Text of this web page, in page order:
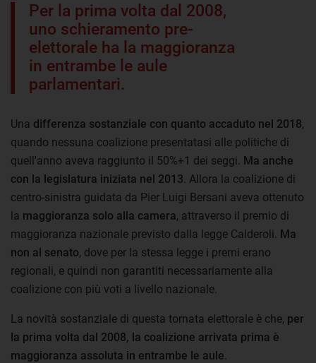
Per la prima volta dal 2008,
uno schieramento pre-
elettorale ha la maggioranza
in entrambe le aule
parlamentari.
Una differenza sostanziale con quanto accaduto nel 2018,
quando nessuna coalizione presentatasi alle politiche di
quell'anno aveva raggiunto il 50%+1 dei seggi. Ma anche
con la legislatura iniziata nel 2013. Allora la coalizione di
centro-sinistra guidata da Pier Luigi Bersani aveva ottenuto
la maggioranza solo alla camera, attraverso il premio di
maggioranza nazionale previsto dalla legge Calderoli. Ma
non al senato, dove per la stessa legge i premi erano
regionali, e quindi non garantiti necessariamente alla
coalizione con più voti a livello nazionale.
La novità sostanziale di questa tornata elettorale è che, per
la prima volta dal 2008, la coalizione arrivata prima è
maggioranza assoluta in entrambe le aule.